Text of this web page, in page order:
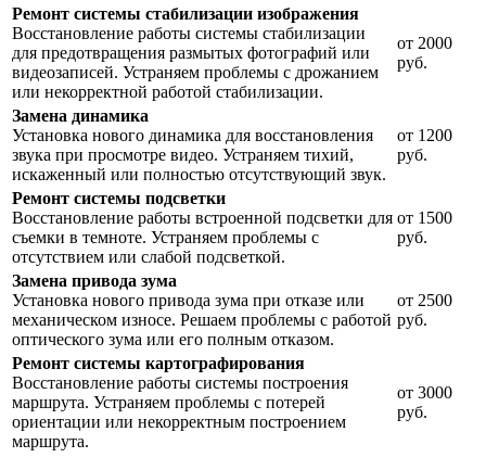
Ремонт системы стабилизации изображения
Восстановление работы системы стабилизации
для предотвращения размытых фотографий или
видеозаписей. Устраняем проблемы с дрожанием
или некорректной работой стабилизации.
от 2000
руб.
Замена динамика
Установка нового динамика для восстановления
звука при просмотре видео. Устраняем тихий,
искаженный или полностью отсутствующий звук.
от 1200
руб.
Ремонт системы подсветки
Восстановление работы встроенной подсветки для
съемки в темноте. Устраняем проблемы с
отсутствием или слабой подсветкой.
от 1500
руб.
Замена привода зума
Установка нового привода зума при отказе или
механическом износе. Решаем проблемы с работой
оптического зума или его полным отказом.
от 2500
руб.
Ремонт системы картографирования
Восстановление работы системы построения
маршрута. Устраняем проблемы с потерей
ориентации или некорректным построением
маршрута.
от 3000
руб.